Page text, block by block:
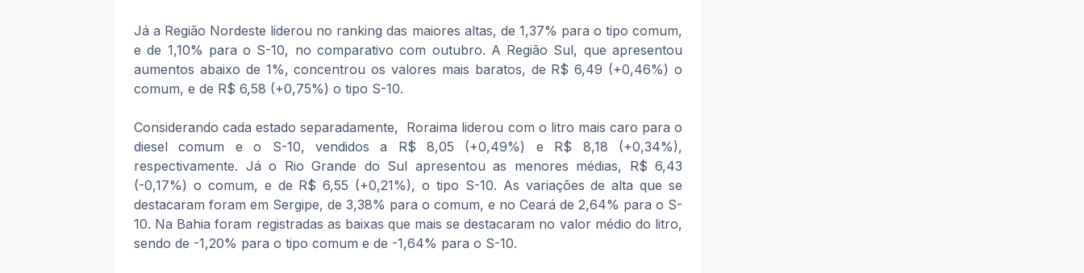
Já a Região Nordeste liderou no ranking das maiores altas, de 1,37% para o tipo comum,
e de 1,10% para o S-10, no comparativo com outubro. A Região Sul, que apresentou
aumentos abaixo de 1%, concentrou os valores mais baratos, de R$ 6,49 (+0,46%) o
comum, e de R$ 6,58 (+0,75%) o tipo S-10.
Considerando cada estado separadamente, Roraima liderou com o litro mais caro para o
diesel comum e o S-10, vendidos a R$ 8,05 (+0,49%) e R$ 8,18 (+0,34%),
respectivamente. Já o Rio Grande do Sul apresentou as menores médias, R$ 6,43
(-0,17%) o comum, e de R$ 6,55 (+0,21%), o tipo S-10. As variações de alta que se
destacaram foram em Sergipe, de 3,38% para o comum, e no Ceará de 2,64% para o S-
10. Na Bahia foram registradas as baixas que mais se destacaram no valor médio do litro,
sendo de -1,20% para o tipo comum e de -1,64% para o S-10.